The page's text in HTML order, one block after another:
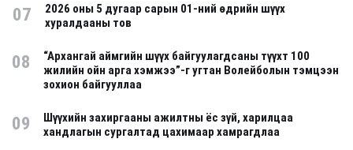
07
2026 оны 5 дугаар сарын 01-ний өдрийн шүүх
хуралдааны тов
08
“Архангай аймгийн шүүх байгуулагдсаны түүхт 100
жилийн ойн арга хэмжээ”-г угтан Волейболын тэмцээн
зохион байгууллаа
09
Шүүхийн захиргааны ажилтны ёс зүй, харилцаа
хандлагын сургалтад цахимаар хамрагдлаа